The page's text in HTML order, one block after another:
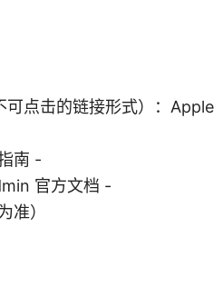
可点击的链接形式）：Apple
南 -
官方文档 -
准）